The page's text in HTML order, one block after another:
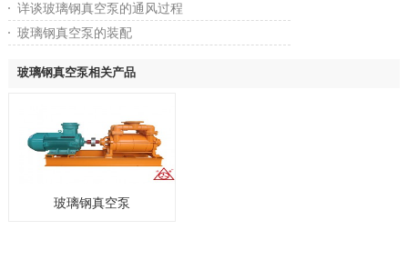
详谈玻璃钢真空泵的通风过程
玻璃钢真空泵的装配
玻璃钢真空泵相关产品
玻璃钢真空泵